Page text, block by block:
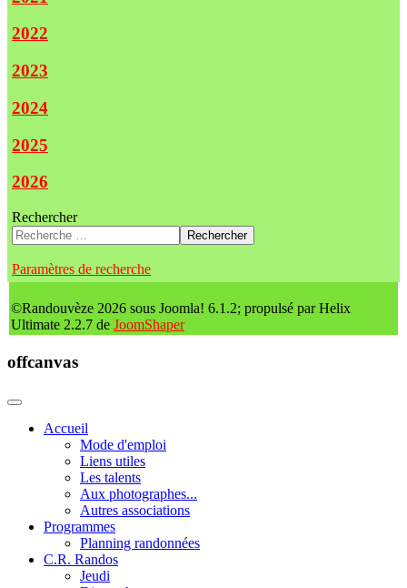
2022
2023
2024
2025
2026
Rechercher
Rechercher
Paramètres de recherche
©Randouvèze 2026 sous Joomla! 6.1.2; propulsé par Helix
Ultimate 2.2.7 de JoomShaper
offcanvas
Accueil
Mode d'emploi
Liens utiles
Les talents
Aux photographes...
Autres associations
Programmes
Planning randonnées
C.R. Randos
Jeudi